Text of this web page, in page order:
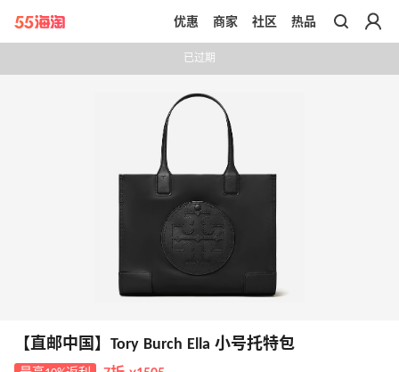
带你去官网买正品
优惠 商家 社区 热品
已过期
【直邮中国】Tory Burch Ella 小号托特包